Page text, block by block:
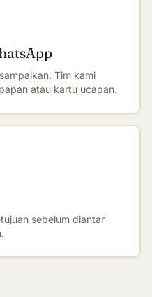
Tim kami
atau kartu ucapan.
sebelum diantar